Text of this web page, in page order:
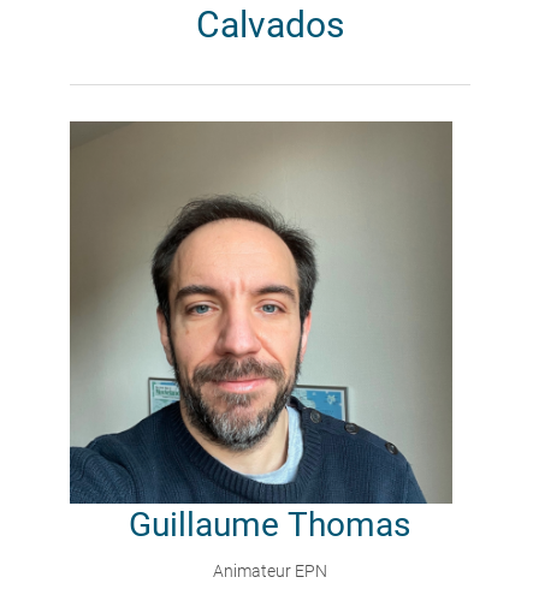
Calvados
Guillaume Thomas
Animateur EPN